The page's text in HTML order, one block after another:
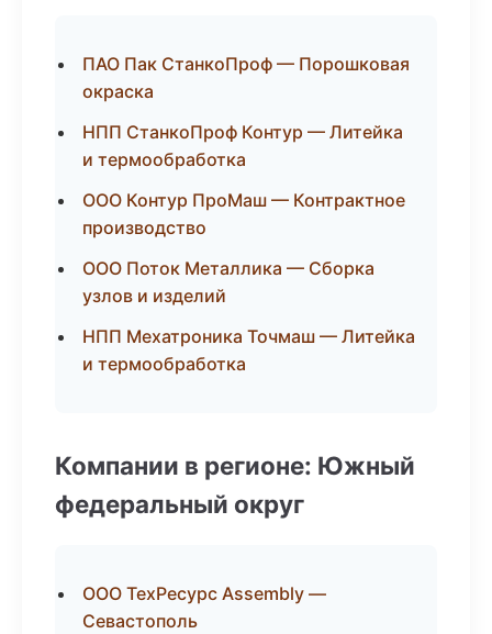
ПАО Пак СтанкоПроф — Порошковая
окраска
НПП СтанкоПроф Контур — Литейка
и термообработка
ООО Контур ПроМаш — Контрактное
производство
ООО Поток Металлика — Сборка
узлов и изделий
НПП Мехатроника Точмаш — Литейка
и термообработка
Компании в регионе: Южный
федеральный округ
ООО ТехРесурс Assembly —
Севастополь